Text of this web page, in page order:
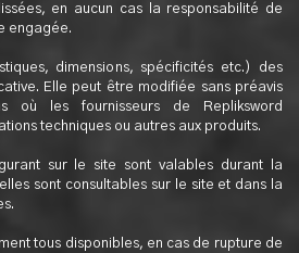
en aucun cas la responsabilité de
engagée.
dimensions, spécificités etc.) des
Elle peut être modifiée sans préavis
où les fournisseurs de Repliksword
techniques ou autres aux produits.
sur le site sont valables durant la
sont consultables sur le site et dans la
tous disponibles, en cas de rupture de